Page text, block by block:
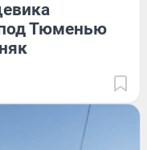
под Тюменью